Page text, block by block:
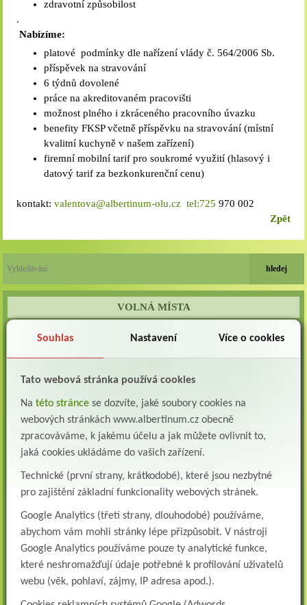
zdravotní způsobilost
.
Nabízíme:
platové podmínky dle nařízení vlády č. 564/2006 Sb.
příspěvek na stravování
6 týdnů dovolené
práce na akreditovaném pracovišti
možnost plného i zkráceného pracovního úvazku
benefity FKSP včetně příspěvku na stravování (místní
kvalitní kuchyně v našem zařízení)
firemní mobilní tarif pro soukromé využití (hlasový i
datový tarif za bezkonkurenční cenu)
kontakt:valentova@albertinum-olu.cz tel:725 970 002
Zpět
VOLNÁ MÍSTA
Albertinum, odborný léčebný ústav, Žamberk přijme do pracovního poměru: Lékaře na
Lékař na oddělení psychiatrie
oddělení psychiatrie ...
Lékař oddělení pneumologie a ftizeologie (plicní oddělení)
Albertinum, odborný léčebný ústav, Žamberk přijme do pracovního poměru: Lékaře na
oddělení pneumologie a ftizeologie (pl...
Všeobecná/praktická sestra na LDN
Přidejte se k nám Do našeho týmu přijmeme všeobecnou nebo praktickou sestru na
lůžkové oddělení následné a dlouhodobé pé...
Všeobecná sestra na plicní oddělení
Albertinum, odborný léčebný ústav, přijme do pracovního poměru: VŠEOBECNÁ
SESTRA na oddělení pneumologie a ftizeologiePr...
Logoped/klinický logoped
Albertinum, OLÚ, Žamberk přijme
Souhlas Nastavení Více o cookies
Tato webová stránka používá cookies
Na této stránce se dozvíte, jaké soubory cookies na
webových stránkách www.albertinum.cz obecně
zpracováváme, k jakému účelu a jak můžete ovlivnit to,
jaká cookies ukládáme do vašich zařízení.
Technické (první strany, krátkodobé), které jsou nezbytné
pro zajištění základní funkcionality webových stránek.
Google Analytics (třetí strany, dlouhodobé) používáme,
abychom vám mohli stránky lépe přizpůsobit. V nástroji
Google Analytics používáme pouze ty analytické funkce,
které neshromažďují údaje potřebné k profilování uživatelů
webu (věk, pohlaví, zájmy, IP adresa apod.).